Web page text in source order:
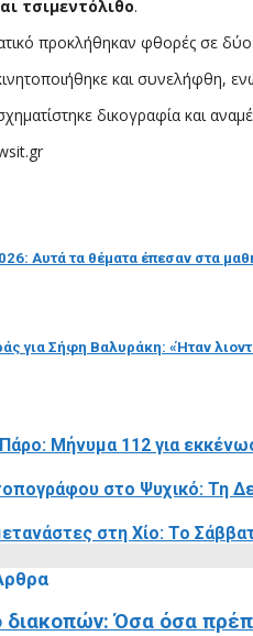
τσιμεντόλιθο.
προκλήθηκαν φθορές σε δύο
και συνελήφθη,
δικογραφία και
Αυτά τα θέματα έπεσαν στα
για Σήφη Βαλυράκη: «Ήταν
Μήνυμα 112 για
στο Ψυχικό: Τη
στη Χίο: Το
Όσα όσα